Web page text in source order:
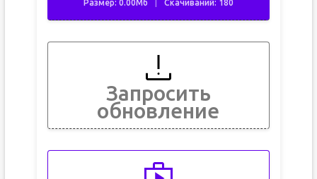
Размер: 0.00Мб Скачиваний: 180
Запросить
обновление